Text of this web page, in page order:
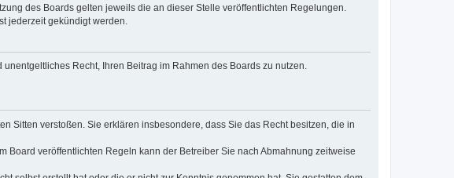
des Boards gelten jeweils die an dieser Stelle veröffentlichten Regelungen.
jederzeit gekündigt werden.
Recht, Ihren Beitrag im Rahmen des Boards zu nutzen.
Sitten verstoßen. Sie erklären insbesondere, dass Sie das Recht besitzen, die in
veröffentlichten Regeln kann der Betreiber Sie nach Abmahnung zeitweise